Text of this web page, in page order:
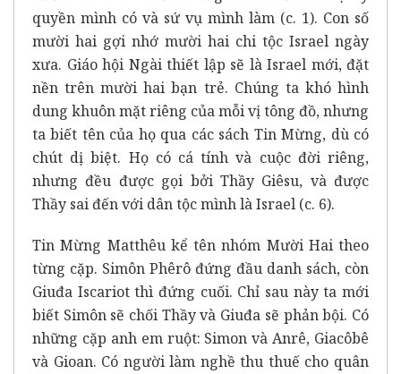
quyền mình có và sứ vụ mình làm (c. 1). Con số
mười hai gợi nhớ mười hai chi tộc Israel ngày
xưa. Giáo hội Ngài thiết lập sẽ là Israel mới, đặt
nền trên mười hai bạn trẻ. Chúng ta khó hình
dung khuôn mặt riêng của mỗi vị tông đồ, nhưng
ta biết tên của họ qua các sách Tin Mừng, dù có
chút dị biệt. Họ có cá tính và cuộc đời riêng,
nhưng đều được gọi bởi Thầy Giêsu, và được
Thầy sai đến với dân tộc mình là Israel (c. 6).
Tin Mừng Matthêu kể tên nhóm Mười Hai theo
từng cặp. Simôn Phêrô đứng đầu danh sách, còn
Giuđa Iscariot thì đứng cuối. Chỉ sau này ta mới
biết Simôn sẽ chối Thầy và Giuđa sẽ phản bội. Có
những cặp anh em ruột: Simon và Anrê, Giacôbê
và Gioan. Có người làm nghề thu thuế cho quân